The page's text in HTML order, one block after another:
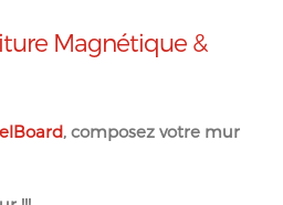
Magnétique &
, composez votre mur